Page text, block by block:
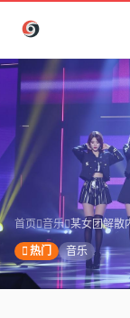
首页 音乐 某女团解散
热门
音乐